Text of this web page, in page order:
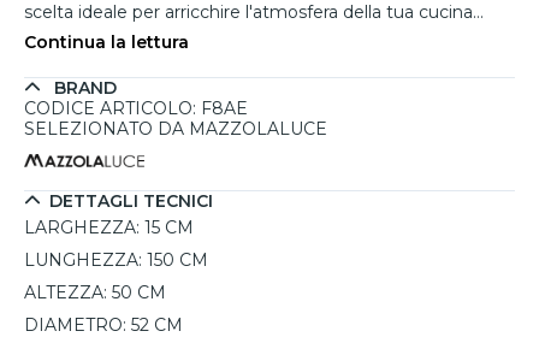
scelta ideale per arricchire l'atmosfera della tua cucina
moderna. Realizzato in metallo verniciato di colore
ambienti dallo stile loft e contemporaneo. La sua finitura
elegante e la forma slanciata non solo attirano
e accogliente. È possibile regolare l'altezza per adattarlo al
meglio alle diverse esigenze e spazi, rendendolo versatile
per qualsiasi tipo di arredamento. La lampada richiede una
sorgente di luce GX53, permettendo di scegliere il tipo di
potenza massima di 11W per LED, questo lampadario è
anche dimmerabile, offrendo la flessibilità di creare
Continua la lettura
BRAND
CODICE ARTICOLO: F8AE
SELEZIONATO DA MAZZOLALUCE
DETTAGLI TECNICI
LARGHEZZA: 15 CM
LUNGHEZZA: 150 CM
ALTEZZA: 50 CM
DIAMETRO: 52 CM